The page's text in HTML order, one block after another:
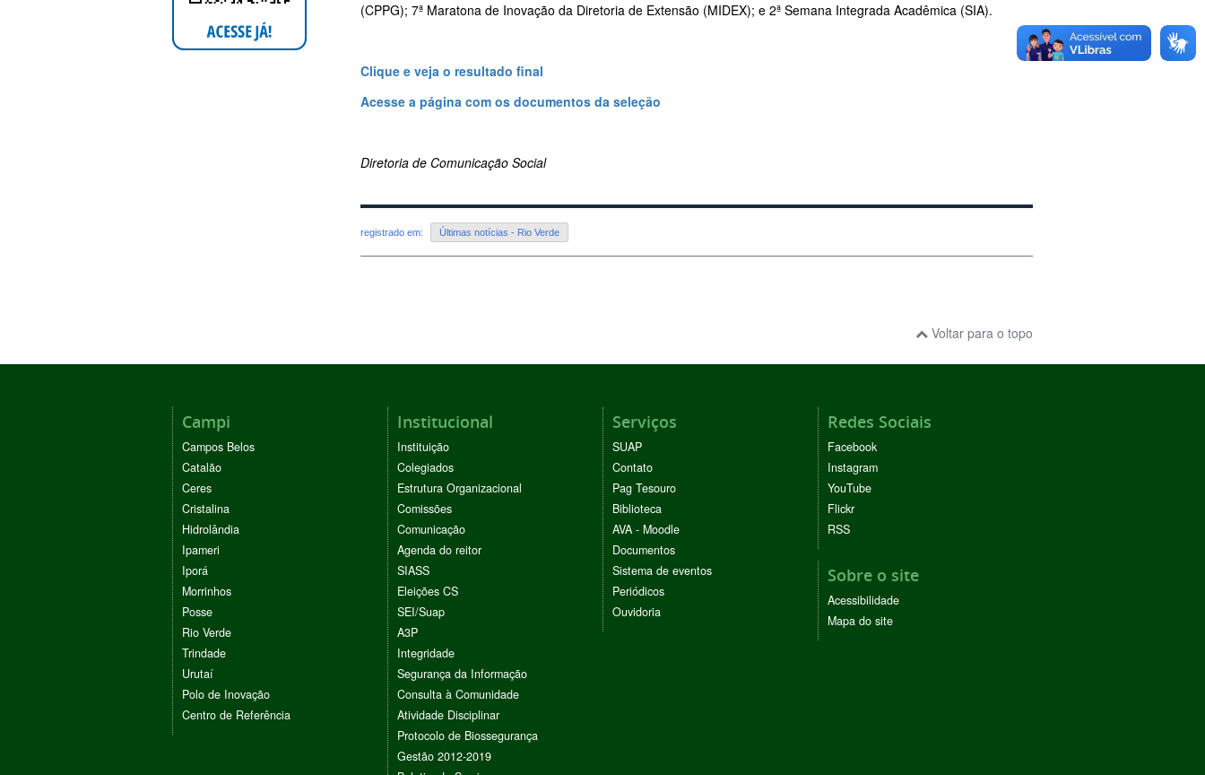
(CPPG); 7ª Maratona de Inovação da Diretoria de Extensão (MIDEX); e 2ª Semana Integrada Acadêmica (SIA).
Clique e veja o resultado final
Acesse a página com os documentos da seleção
Diretoria de Comunicação Social
registrado em: Últimas notícias - Rio Verde
Voltar para o topo
Campi
Campos Belos
Catalão
Ceres
Cristalina
Hidrolândia
Ipameri
Iporá
Morrinhos
Posse
Rio Verde
Trindade
Urutaí
Polo de Inovação
Centro de Referência
Institucional
Instituição
Colegiados
Estrutura Organizacional
Comissões
Comunicação
Agenda do reitor
SIASS
Eleições CS
SEI/Suap
A3P
Integridade
Segurança da Informação
Consulta à Comunidade
Atividade Disciplinar
Protocolo de Biossegurança
Gestão 2012-2019
Serviços
SUAP
Contato
Pag Tesouro
Biblioteca
AVA - Moodle
Documentos
Sistema de eventos
Periódicos
Ouvidoria
Redes Sociais
Facebook
Instagram
YouTube
Flickr
RSS
Sobre o site
Acessibilidade
Mapa do site